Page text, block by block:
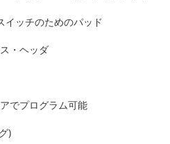
イッチのためのパッド
・ヘッダ
でプログラム可能
)